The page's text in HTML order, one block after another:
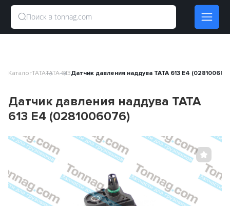
КаталогTATATATA 613Датчик давления наддува TATA 613 E4
Датчик давления наддува TATA
613 E4 (0281006076)